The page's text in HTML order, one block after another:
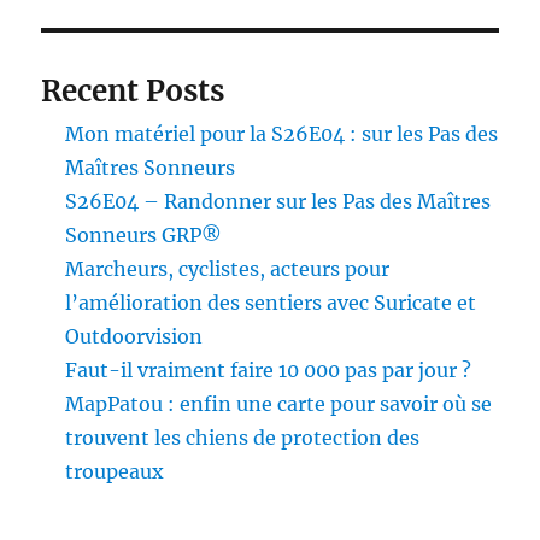
Recent Posts
Mon matériel pour la S26E04 : sur les Pas des
Maîtres Sonneurs
S26E04 – Randonner sur les Pas des Maîtres
Sonneurs GRP®
Marcheurs, cyclistes, acteurs pour
l’amélioration des sentiers avec Suricate et
Outdoorvision
Faut-il vraiment faire 10 000 pas par jour ?
MapPatou : enfin une carte pour savoir où se
trouvent les chiens de protection des
troupeaux